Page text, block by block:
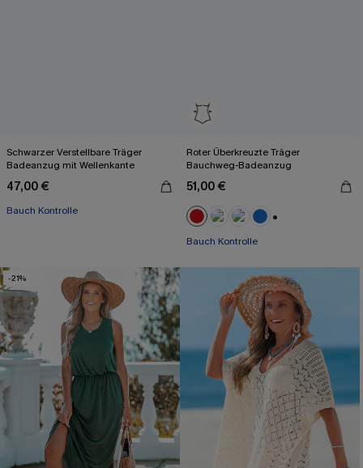
Schwarzer Verstellbare Träger
Badeanzug mit Wellenkante
47,00 €
Bauch Kontrolle
Roter Überkreuzte Träger
Bauchweg-Badeanzug
51,00 €
Bauch Kontrolle
-21%